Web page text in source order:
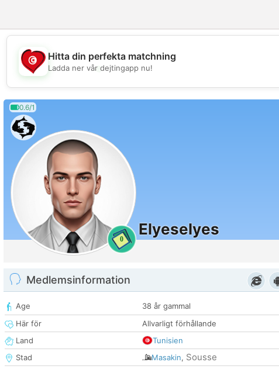
💖
Hitta din perfekta matchning
Ladda ner vår dejtingapp nu!
0.6/1
0
Elyeselyes
Medlemsinformation
Age
38 år gammal
Här för
Allvarligt förhållande
Land
Tunisien
Stad
Masakin, Sousse